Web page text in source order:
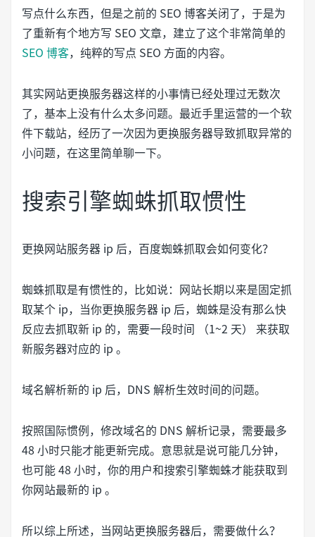
写点什么东西，但是之前的 SEO 博客关闭了，于是为
了重新有个地方写 SEO 文章，建立了这个非常简单的
SEO 博客，纯粹的写点 SEO 方面的内容。
其实网站更换服务器这样的小事情已经处理过无数次
了，基本上没有什么太多问题。最近手里运营的一个软
件下载站，经历了一次因为更换服务器导致抓取异常的
小问题，在这里简单聊一下。
搜索引擎蜘蛛抓取惯性
更换网站服务器 ip 后，百度蜘蛛抓取会如何变化？
蜘蛛抓取是有惯性的，比如说：网站长期以来是固定抓
取某个 ip，当你更换服务器 ip 后，蜘蛛是没有那么快
反应去抓取新 ip 的，需要一段时间 （1~2 天） 来获取
新服务器对应的 ip 。
域名解析新的 ip 后，DNS 解析生效时间的问题。
按照国际惯例，修改域名的 DNS 解析记录，需要最多
48 小时只能才能更新完成。意思就是说可能几分钟，
也可能 48 小时，你的用户和搜索引擎蜘蛛才能获取到
你网站最新的 ip 。
所以综上所述，当网站更换服务器后，需要做什么？